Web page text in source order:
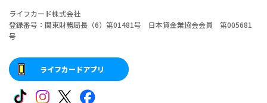
ライフカード株式会社
登録番号：関東財務局長（6）第01481号 日本貸金業協会会員 第005681
号
ライフカードアプリ